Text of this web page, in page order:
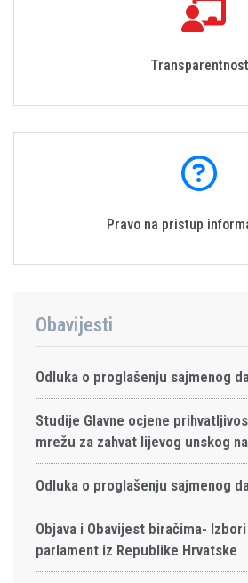
Transparentnost
Pravo na pristup
Obavijesti
Odluka o proglašenju sajmenog
Studije Glavne ocjene
mrežu za zahvat lijevog unskog
Odluka o proglašenju sajmenog
Objava i Obavijest biračima-
parlament iz Republike Hrvatske